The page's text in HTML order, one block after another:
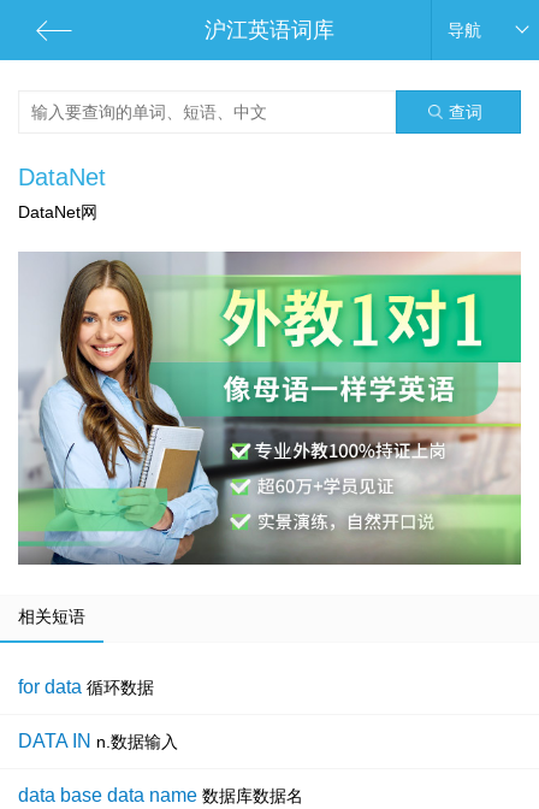
沪江英语词库 导航
查词
DataNet
DataNet网
相关短语
for data 循环数据
DATA IN n.数据输入
data base data name 数据库数据名